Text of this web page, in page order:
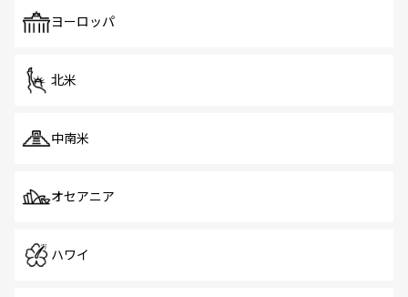
ヨーロッパ
北米
中南米
オセアニア
ハワイ